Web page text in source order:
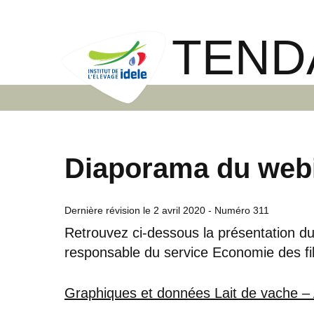
Diaporama du
Dernière révision le 2 avril 2020 - Numéro 311
Retrouvez ci-dessous la présentation
responsable du service Economie des
Graphiques et données Lait de vache